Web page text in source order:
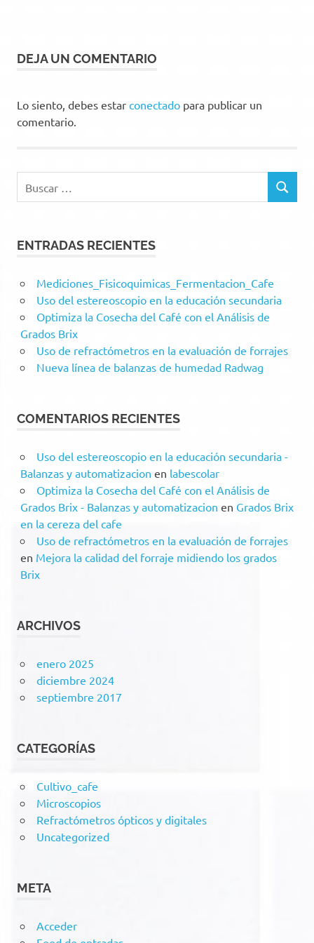
DEJA UN COMENTARIO
Lo siento, debes estar conectado para publicar un
comentario.
BUSCAR
ENTRADAS RECIENTES
Mediciones_Fisicoquimicas_Fermentacion_Cafe
Uso del estereoscopio en la educación secundaria
Optimiza la Cosecha del Café con el Análisis de
Grados Brix
Uso de refractómetros en la evaluación de forrajes
Nueva línea de balanzas de humedad Radwag
COMENTARIOS RECIENTES
Uso del estereoscopio en la educación secundaria -
Balanzas y automatizacion en labescolar
Optimiza la Cosecha del Café con el Análisis de
Grados Brix - Balanzas y automatizacion en Grados Brix
en la cereza del cafe
Uso de refractómetros en la evaluación de forrajes
en Mejora la calidad del forraje midiendo los grados
Brix
ARCHIVOS
enero 2025
diciembre 2024
septiembre 2017
CATEGORÍAS
Cultivo_cafe
Microscopios
Refractómetros ópticos y digitales
Uncategorized
META
Acceder